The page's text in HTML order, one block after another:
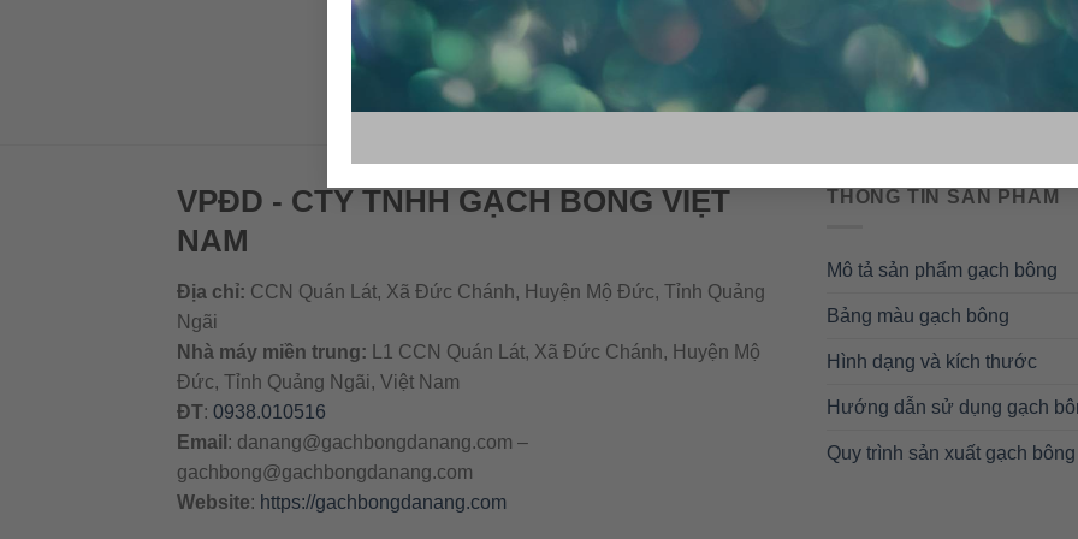
VPĐD - CTY TNHH GẠCH BÔNG VIỆT
NAM
Địa chỉ: CCN Quán Lát, Xã Đức Chánh, Huyện Mộ Đức, Tỉnh Quảng
Ngãi
Nhà máy miền trung: L1 CCN Quán Lát, Xã Đức Chánh, Huyện Mộ
Đức, Tỉnh Quảng Ngãi, Việt Nam
ĐT: 0938.010516
Email : danang@gachbongdanang.com –
gachbong@gachbongdanang.com
Website: https://gachbongdanang.com
THÔNG TIN SẢN PHẨM
Mô tả sản phẩm gạch bông
Bảng màu gạch bông
Hình dạng và kích thước
Hướng dẫn sử dụng gạch
Quy trình sản xuất gạch bông